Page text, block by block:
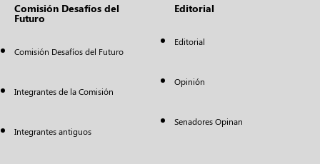
Comisión Desafíos del
Futuro
Comisión Desafíos del Futuro
Integrantes de la Comisión
Integrantes antiguos
Editorial
Editorial
Opinión
Senadores Opinan